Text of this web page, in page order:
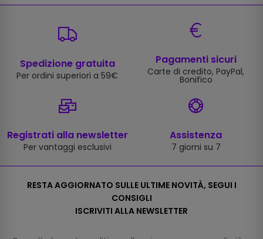
Spedizione gratuita
Per ordini superiori a 59€
Pagamenti sicuri
Carte di credito, PayPal,
Bonifico
Registrati alla newsletter
Per vantaggi esclusivi
Assistenza
7 giorni su 7
RESTA AGGIORNATO SULLE ULTIME NOVITÀ, SEGUI I
CONSIGLI
ISCRIVITI ALLA NEWSLETTER